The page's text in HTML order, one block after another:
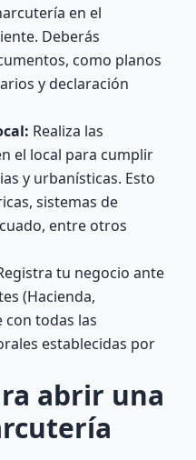
en el
Deberás
como planos
y declaración
Realiza las
el local para cumplir
y urbanísticas. Esto
sistemas de
entre otros
tu negocio ante
(Hacienda,
con todas las
establecidas por
abrir una